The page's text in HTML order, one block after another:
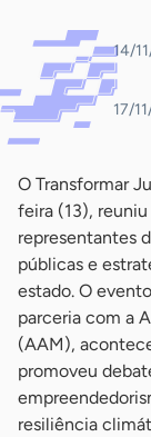
14/
17/
O Transformar
feira (13),
representantes
públicas e
estado. O
parceria com a
(AAM),
promoveu
resiliência